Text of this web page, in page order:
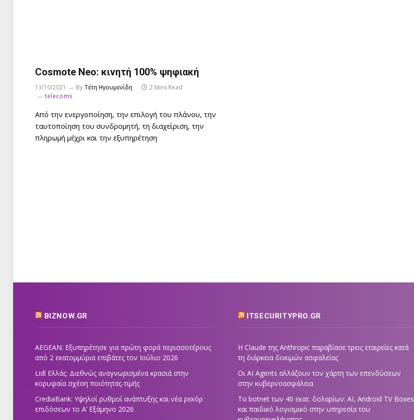
Cosmote Neo: κινητή 100% ψηφιακή
13/10/2021 By Τέτη Ηγουμενίδη
2 Mins Read
telecoms
Από την ενεργοποίηση, την επιλογή του πλάνου, την
ταυτοποίηση του συνδρομητή, τη διαχείριση, την
πληρωμή μέχρι και την εξυπηρέτηση
BIZNOW.GR
AEGEAN: Εξυπηρέτησε για πρώτη φορά περισσοτέρους
από 2 εκατομμύρια επιβάτες τον Ιούλιο 2026
Lidl Ελλάς: Διεθνώς αναγνωρισμένα κρασιά στην
κορυφαία σχέση ποιότητας-τιμής
CrediaBank: Υψηλοί ρυθμοί ανάπτυξης και νέα ρεκόρ
επιδόσεων το Α’ Εξάμηνο 2026
ITSECURITYPRO.GR
Η Claude της Anthropic παραβίασε τρεις εταιρείες κατά
τη διάρκεια δοκιμών ασφαλείας
Οι AI Agents αλλάζουν τον χάρτη των επενδύσεων
στην κυβερνοασφάλεια
Το botnet των 40 εκατ. δολαρίων: AI, Android TV Boxes
και παιδικό λογισμικό στην υπηρεσία του